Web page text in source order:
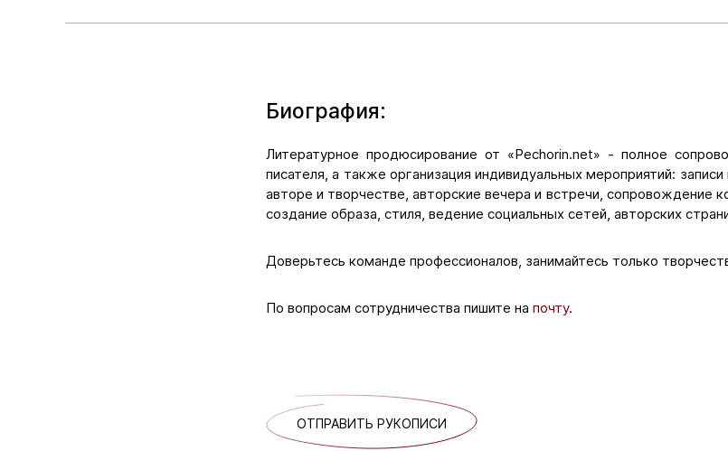
Биография:
Литературное продюсирование от «Pechorin.net» - полное
писателя, а также организация индивидуальных мероприятий:
авторе и творчестве, авторские вечера и встречи, сопровождение
создание образа, стиля, ведение социальных сетей, авторских
Доверьтесь команде профессионалов, занимайтесь только
По вопросам сотрудничества пишите на почту.
ОТПРАВИТЬ РУКОПИСИ